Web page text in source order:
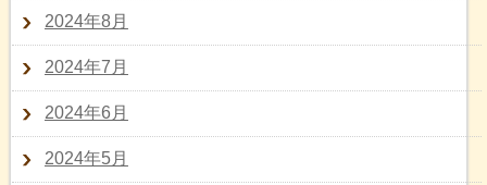
2024年8月
2024年7月
2024年6月
2024年5月